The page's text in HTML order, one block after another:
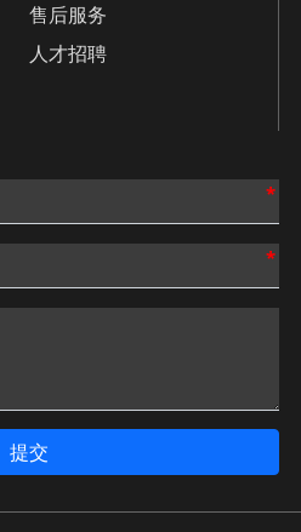
售后服务
人才招聘
*
*
提交